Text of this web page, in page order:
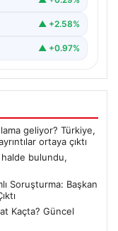
▲ +2.58%
▲ +0.97%
geliyor? Türkiye,
ortaya çıktı
halde bulundu,
Soruşturma: Başkan
Kaçta? Güncel